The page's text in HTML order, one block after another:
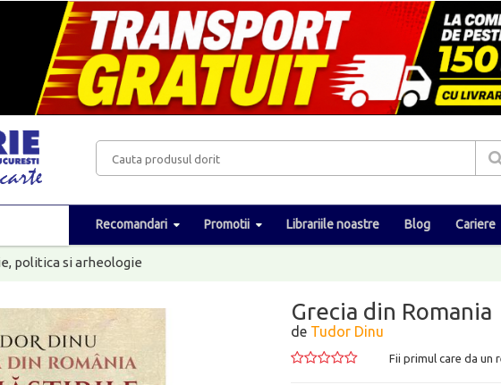
Recomandari Promotii Librariile noastre Blog Cariere
politica si arheologie
Grecia din Romania
de Tudor Dinu
Fii primul care da un